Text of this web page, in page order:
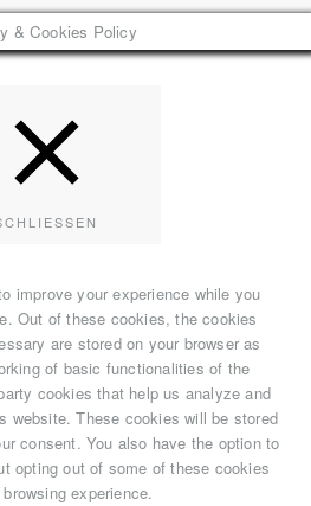
& Cookies Policy
improve your experience while you
Out of these cookies, the cookies
are stored on your browser as
of basic functionalities of the
cookies that help us analyze and
website. These cookies will be stored
consent. You also have the option to
opting out of some of these cookies
experience.